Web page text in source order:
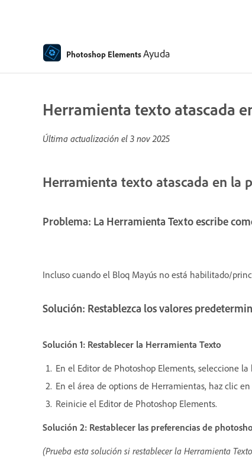
Photoshop ElementsAyuda
Herramienta texto atascada
Última actualización el 3 nov 2025
Herramienta texto atascada en la
Problema: La Herramienta Texto escribe
Incluso cuando el Bloq Mayús no está habilitado/
Solución: Restablezca los valores
Solución 1: Restablecer la Herramienta Texto
En el Editor de Photoshop Elements, seleccione
En el área de options de Herramientas, haz clic
Reinicie el Editor de Photoshop Elements.
Solución 2: Restablecer las preferencias de
(Prueba esta solución si restablecer la Herramienta